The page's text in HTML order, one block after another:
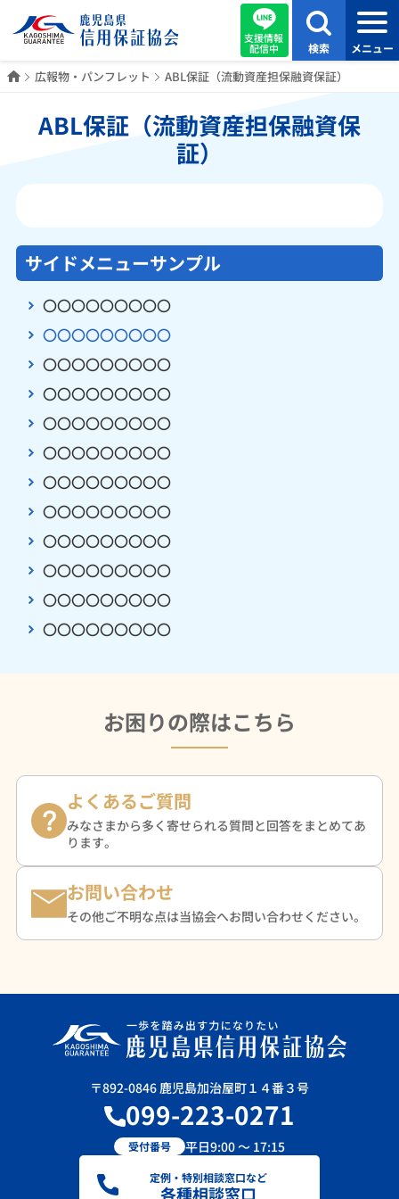
支援情報
配信中 検索 メニュー
ホーム
広報物・パンフレット ABL保証（流動資産担保融資保証）
ABL保証（流動資産担保融資保
証）
サイドメニューサンプル
〇〇〇〇〇〇〇〇〇
〇〇〇〇〇〇〇〇〇
〇〇〇〇〇〇〇〇〇
〇〇〇〇〇〇〇〇〇
〇〇〇〇〇〇〇〇〇
〇〇〇〇〇〇〇〇〇
〇〇〇〇〇〇〇〇〇
〇〇〇〇〇〇〇〇〇
〇〇〇〇〇〇〇〇〇
〇〇〇〇〇〇〇〇〇
〇〇〇〇〇〇〇〇〇
〇〇〇〇〇〇〇〇〇
お困りの際はこちら
よくあるご質問
みなさまから多く寄せられる質問と回答をまとめてあ
ります。
お問い合わせ
その他ご不明な点は当協会へお問い合わせください。
〒892-0846 鹿児島加治屋町１４番３号
099-223-0271
受付番号 平日9:00 ～ 17:15
定例・特別相談窓口など
各種相談窓口